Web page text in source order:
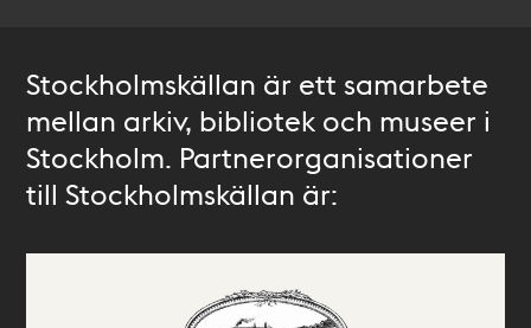
Stockholmskällan är ett samarbete
mellan arkiv, bibliotek och museer i
Stockholm. Partnerorganisationer
till Stockholmskällan är: